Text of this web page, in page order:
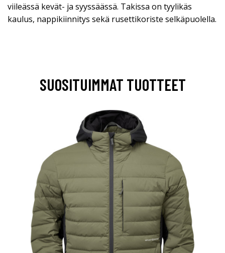
viileässä kevät- ja syyssäässä. Takissa on tyylikäs
kaulus, nappikiinnitys sekä rusettikoriste selkäpuolella.
SUOSITUIMMAT TUOTTEET